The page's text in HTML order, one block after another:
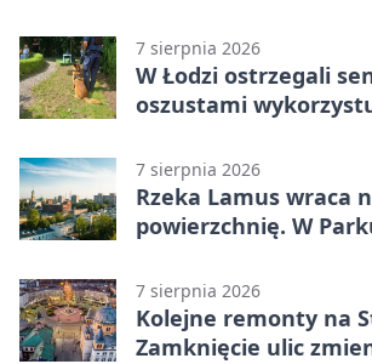
platform
7 sierpnia 2026
W Łodzi ostrzegali
oszustami
7 sierpnia 2026
Rzeka Lamus wraca
powierzchnię. W
7 sierpnia 2026
Kolejne remonty na
Zamknięcie ulic